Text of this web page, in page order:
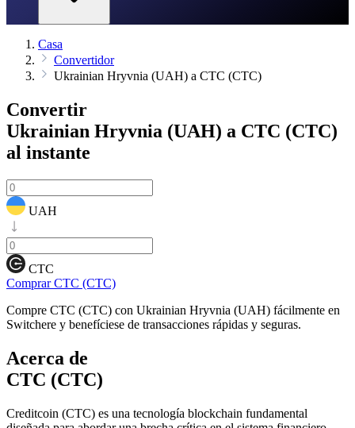
Casa
Convertidor
Ukrainian Hryvnia (UAH) a CTC (CTC)
Convertir
Ukrainian Hryvnia (UAH) a CTC (CTC)
al instante
UAH
CTC
Comprar CTC (CTC)
Compre CTC (CTC) con Ukrainian Hryvnia (UAH) fácilmente en
Switchere y benefíciese de transacciones rápidas y seguras.
Acerca de
CTC (CTC)
Creditcoin (CTC) es una tecnología blockchain fundamental